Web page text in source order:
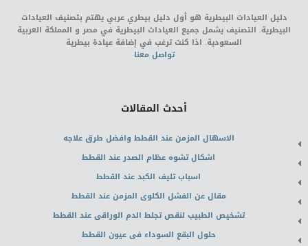
دليل العيادات البيطرية هو أول دليل بيطري عربي يهتم بتصنيف العيادات
البيطرية. التصنيف يشمل جميع العيادات البيطرية في مصر و المملكة العربية
السعودية. اذا كنت ترغب في إضافة عيادة بيطرية
تواصل معنا
أحدث المقالات
الاسهال المزمن عند القطط وافضل طرق علاجه
اشكال تشوه عظام الصدر عند القطط
اسباب تليف الكبد عند القطط
مقال عن الفشل الكلوى المزمن عند القطط
تشخيص الطبيب لنقص تجلط الدم الوراقى عند القطط
حلول البقع السوداء فى عيون القطط